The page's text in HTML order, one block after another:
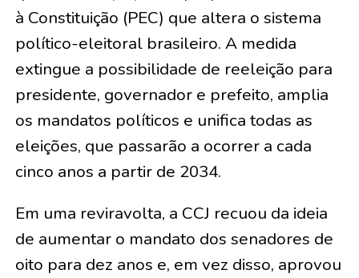
à Constituição (PEC) que altera o sistema
político-eleitoral brasileiro. A medida
extingue a possibilidade de reeleição para
presidente, governador e prefeito, amplia
os mandatos políticos e unifica todas as
eleições, que passarão a ocorrer a cada
cinco anos a partir de 2034.
Em uma reviravolta, a CCJ recuou da ideia
de aumentar o mandato dos senadores de
oito para dez anos e, em vez disso, aprovou